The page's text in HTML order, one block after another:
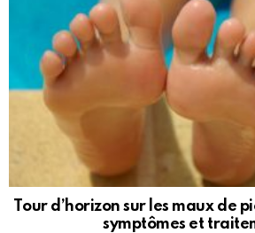
Tour d’horizon sur les maux de
symptômes et